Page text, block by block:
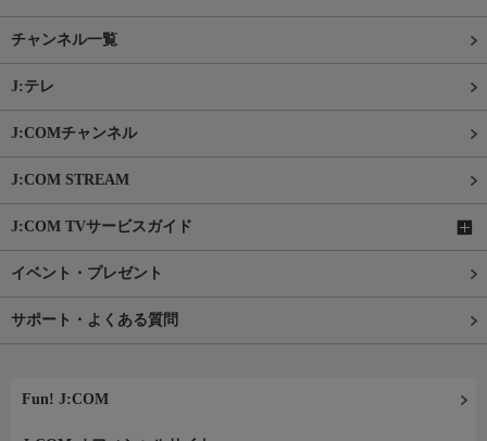
チャンネル一覧
J:テレ
J:COMチャンネル
J:COM STREAM
J:COM TVサービスガイド
イベント・プレゼント
サポート・よくある質問
Fun! J:COM